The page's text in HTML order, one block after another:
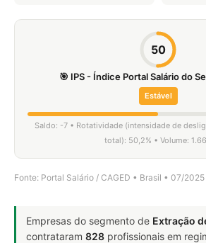
50
🎯 IPS - Índice Portal Salário do
Estável
Saldo: -7 • Rotatividade (intensidade de
total): 50,2% • Volume:
Fonte: Portal Salário / CAGED • Brasil • 07/
Empresas do segmento de Extração
contrataram 828 profissionais em